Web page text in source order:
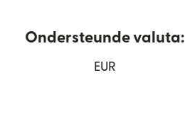
nieuw venster)
Ondersteunde valuta:
EUR